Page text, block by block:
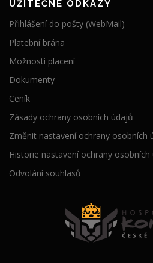
UŽITEČNÉ ODKAZY
Přihlášení do pošty (WebMail)
Platební brána
Možnosti placení
Dokumenty
Ceník
Zásady ochrany osobních údajů
Změnit nastavení ochrany osobních
Historie nastavení ochrany osobních
Odvolání souhlasů